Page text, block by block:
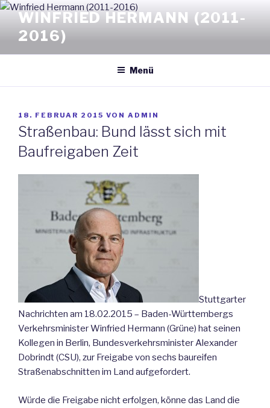
Zum
Inhalt
springen
WINFRIED HERMANN (2011-
2016)
Menü
VERÖFFENTLICHT
AM
18. FEBRUAR 2015 VON ADMIN
Straßenbau: Bund lässt sich mit
Baufreigaben Zeit
Stuttgarter
Nachrichten am 18.02.2015 – Baden-Württembergs
Verkehrsminister Winfried Hermann (Grüne) hat seinen
Kollegen in Berlin, Bundesverkehrsminister Alexander
Dobrindt (CSU), zur Freigabe von sechs baureifen
Straßenabschnitten im Land aufgefordert.
Würde die Freigabe nicht erfolgen, könne das Land die